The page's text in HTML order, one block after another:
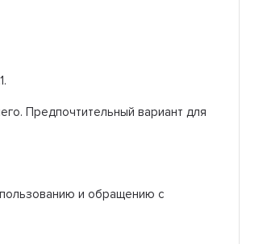
Предпочтительный вариант для
и обращению с